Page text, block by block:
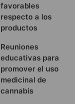
favorables
respecto a los
productos
Reuniones
educativas para
promover el uso
medicinal de
cannabis